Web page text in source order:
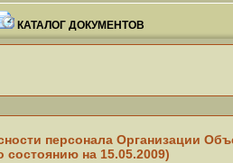
КАТАЛОГ ДОКУМЕНТОВ
персонала Организации
состоянию на 15.05.2009)